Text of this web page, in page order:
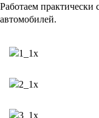
Работаем
автомобилей.